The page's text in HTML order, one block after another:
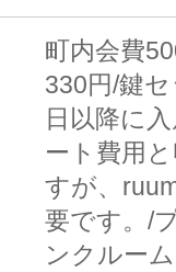
町内会費
330円/鍵
日以降に
ート費用
すが、
要です。/
ンクルー